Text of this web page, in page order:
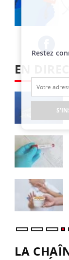
Facebook
EN DIRECT
LA
Restez